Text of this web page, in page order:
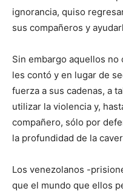
ignorancia, quiso
sus compañeros y
Sin embargo aquellos
les contó y en lugar de
fuerza a sus cadenas, a
utilizar la violencia y,
compañero, sólo por
la profundidad de la
Los venezolanos -
que el mundo que ellos